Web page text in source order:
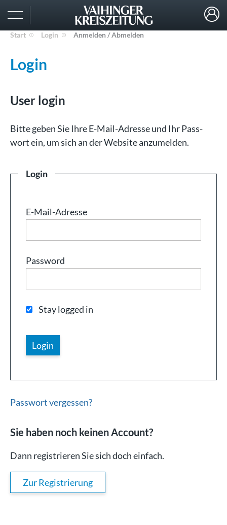
Start Login Anmelden / Abmelden
Login
User login
Bit­te ge­ben Sie Ih­re E-Mail-Adresse und Ihr Pass­
wort ein, um sich an der Web­site an­zu­mel­den.
Login
E-Mail-Adresse
Password
Stay logged in
Passwort vergessen?
Sie haben noch keinen Account?
Dann registrieren Sie sich doch einfach.
Zur Registrierung